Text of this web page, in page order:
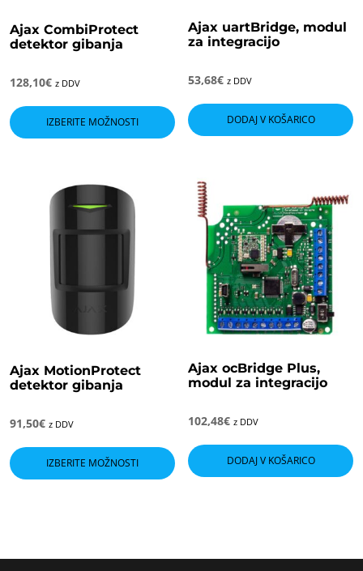
Ajax CombiProtect
detektor gibanja
128,10€ z DDV
IZBERITE MOŽNOSTI
izdelek
ima
lahko
izberete
izdelka
Ajax uartBridge, modul
za integracijo
53,68€ z DDV
DODAJ V KOŠARICO
Ajax MotionProtect
detektor gibanja
91,50€ z DDV
IZBERITE MOŽNOSTI
izdelek
ima
na
Ajax ocBridge Plus,
modul za integracijo
102,48€ z DDV
DODAJ V KOŠARICO